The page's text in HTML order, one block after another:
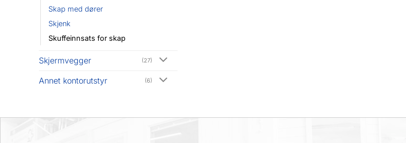
Skap med dører
Skjenk
Skuffeinnsats for skap
Skjermvegger (27)
Annet kontorutstyr (6)